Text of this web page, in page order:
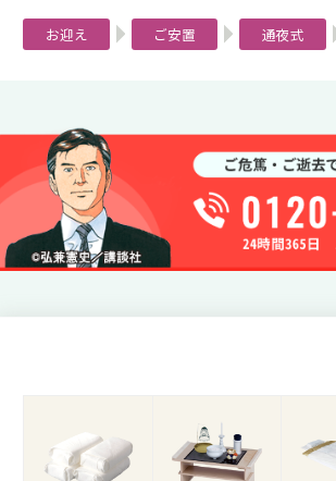
お迎え ご安置 通夜式